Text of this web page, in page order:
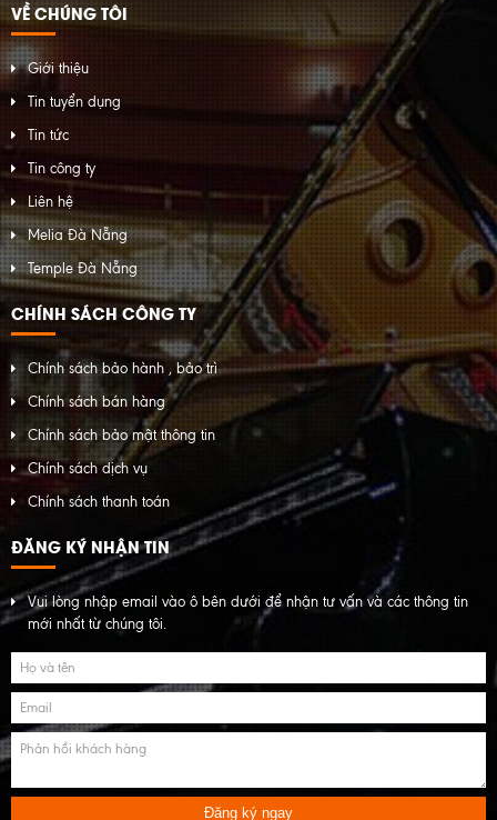
VỀ CHÚNG TÔI
Giới thiệu
Tin tuyển dụng
Tin tức
Tin công ty
Liên hệ
Melia Đà Nẵng
Temple Đà Nẵng
CHÍNH SÁCH CÔNG TY
Chính sách bảo hành , bảo trì
Chính sách bán hàng
Chính sách bảo mật thông tin
Chính sách dịch vụ
Chính sách thanh toán
ĐĂNG KÝ NHẬN TIN
Vui lòng nhập email vào ô bên dưới để nhận tư vấn và các thông tin
mới nhất từ chúng tôi.
Đăng ký ngay